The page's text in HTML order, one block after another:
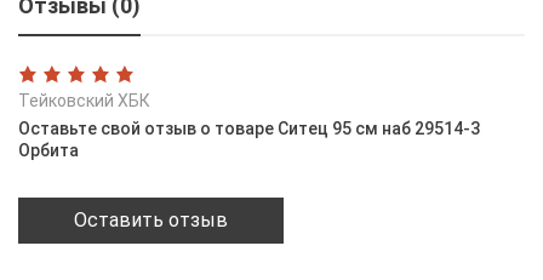
Тейковский ХБК
Оставьте свой отзыв о товаре Ситец 95 см наб 29514-3
Орбита
Оставить отзыв